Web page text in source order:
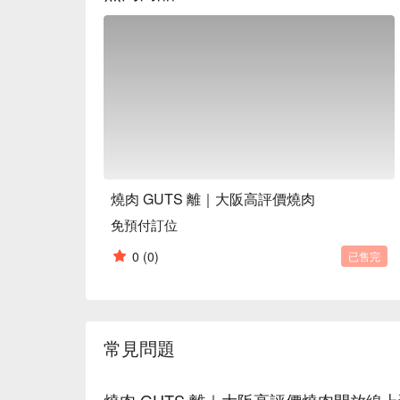
燒肉 GUTS 離｜大阪高評價燒肉
免預付訂位
0 (0) 已售完
常見問題